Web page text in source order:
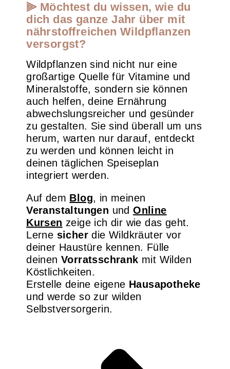
⫸ Möchtest du wissen, wie du
dich das ganze Jahr über mit
nährstoffreichen Wildpflanzen
versorgst?
Wildpflanzen sind nicht nur eine
großartige Quelle für Vitamine und
Mineralstoffe, sondern sie können
auch helfen, deine Ernährung
abwechslungsreicher und gesünder
zu gestalten. Sie sind überall um uns
herum, warten nur darauf, entdeckt
zu werden und können leicht in
deinen täglichen Speiseplan
integriert werden.
Auf dem Blog, in meinen
Veranstaltungen undOnline
Kursen zeige ich dir wie das geht.
Lerne sicher die Wildkräuter vor
deiner Haustüre kennen. Fülle
deinen Vorratsschrank mit Wilden
Köstlichkeiten.
Erstelle deine eigene Hausapotheke
und werde so zur wilden
Selbstversorgerin.